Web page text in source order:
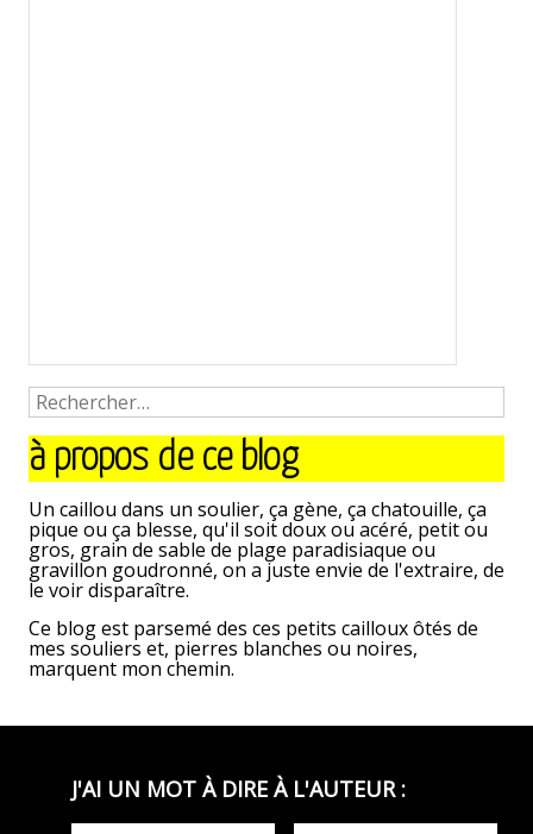
à propos de ce blog
Un caillou dans un soulier, ça gène, ça chatouille, ça
pique ou ça blesse, qu'il soit doux ou acéré, petit ou
gros, grain de sable de plage paradisiaque ou
gravillon goudronné, on a juste envie de l'extraire, de
le voir disparaître.
Ce blog est parsemé des ces petits cailloux ôtés de
mes souliers et, pierres blanches ou noires,
marquent mon chemin.
J'AI UN MOT À DIRE À L'AUTEUR :